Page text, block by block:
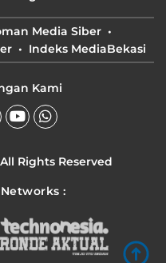
Media Siber
Indeks MediaBekasi
Kami
Rights Reserved
: